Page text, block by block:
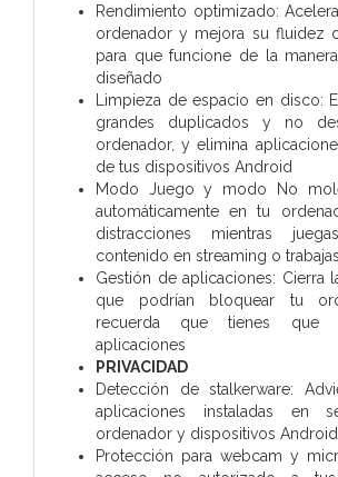
Rendimiento optimizado:
ordenador y mejora su fluidez
para que funcione de la
diseñado
Limpieza de espacio en disco:
grandes duplicados y no
ordenador, y elimina
de tus dispositivos Android
Modo Juego y modo No
automáticamente en tu
distracciones mientras
contenido en streaming o trabajas
Gestión de aplicaciones: Cierra
que podrían bloquear tu
recuerda que tienes que
aplicaciones
PRIVACIDAD
Detección de stalkerware:
aplicaciones instaladas en
ordenador y dispositivos
Protección para webcam y